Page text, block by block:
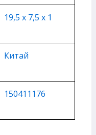
19,5 х 7,5 х 1
Китай
150411176